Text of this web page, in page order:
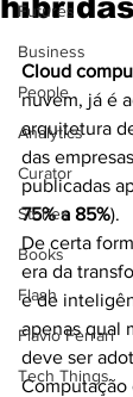
Futures
Business
People
Analytics
Curator
Stories
Books
Flash
Flavio Ferrari
Tech Things
Cloud
nuvem, já é
arquitetura
das
publicadas
75% a 85%).
De certa
era da
e de
apenas qual
deve ser
Computação